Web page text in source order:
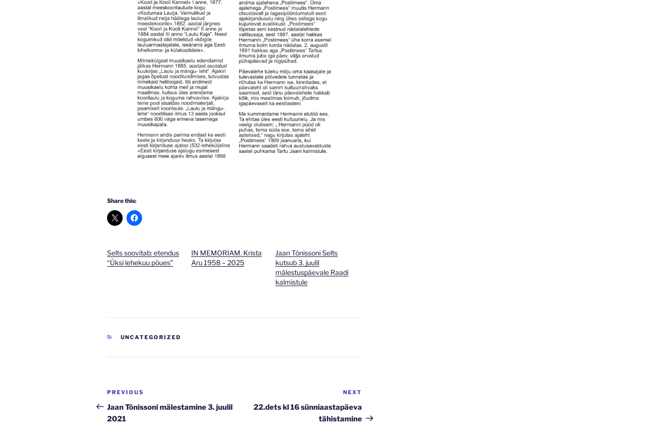
Share this:
Selts soovitab: etendus
“Üksi lehekuu põues”
IN MEMORIAM. Krista
Aru 1958 – 2025
Jaan Tõnissoni Selts
kutsub 3. juulil
mälestuspäevale Raadi
kalmistule
CATEGORIES
UNCATEGORIZED
Navigeerimine
Previous
Post
PREVIOUS
Jaan Tõnissoni mälestamine 3. juulil
2021
NEXT
22.dets kl 16 sünniaastapäeva
tähistamine